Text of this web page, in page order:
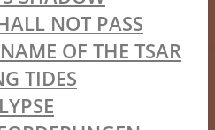
NOT PASS
OF THE TSAR
TIDES